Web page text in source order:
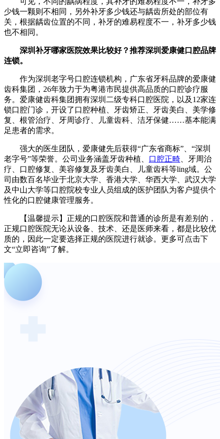
少钱一颗则不相同，另外补牙多少钱还与龋齿所处的部位有
关，根据龋齿位置的不同，补牙的难易程度不一，补牙多少钱
也不相同。
深圳补牙哪家医院效果比较好？推荐深圳爱康健口腔品牌
连锁。
作为深圳老字号口腔连锁机构，广东省牙科品牌的爱康健
齿科集团，26年致力于为粤港市民提供高品质的口腔诊疗服
务。爱康健齿科集团拥有深圳二级专科口腔医院，以及12家连
锁口腔门诊，开设了口腔种植、牙齿矫正、牙齿美白、美学修
复、根管治疗、牙周诊疗、儿童齿科、洁牙保健……基本能满
足患者的需求。
强大的医生团队，爱康健先后获得“广东省商标”、“深圳
老字号”等荣誉。公司业务涵盖牙齿种植、 口腔正畸 、牙周治
疗、口腔修复、美容修复及牙齿美白、儿童齿科等ling域。公
司由数百名毕业于北京大学、香港大学、华西大学、武汉大学
及中山大学等口腔院校专业人员组成的医护团队为客户提供个
性化的口腔健康管理服务。
【温馨提示】正规的口腔医院和普通的诊所是有差别的，
正规口腔医院无论从设备、技术、还是医师来看，都是比较优
质的，因此一定要选择正规的医院进行就诊。更多可点击下
文“立即咨询”了解。